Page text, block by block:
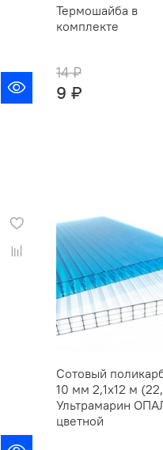
Термошайба в
комплекте
14 ₽
9 ₽
Сотовый
10 мм 2,1х12 м
Ультрамарин
цветной